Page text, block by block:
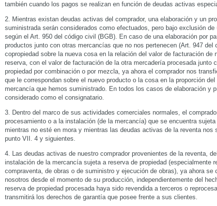
también cuando los pagos se realizan en función de deudas activas
2. Mientras existan deudas activas del comprador, una elaboración y un
suministrada serán considerados como efectuados, pero bajo exclusión de
según el Art. 950 del código civil (BGB). En caso de una elaboración por
productos junto con otras mercancías que no nos pertenecen (Art. 947 del
copropiedad sobre la nueva cosa en la relación del valor de facturación de
reserva, con el valor de facturación de la otra mercadería procesada junto
propiedad por combinación o por mezcla, ya ahora el comprador nos
que le correspondan sobre el nuevo producto o la cosa en la proporción
mercancía que hemos suministrado. En todos los casos de elaboración y
considerado como el consignatario.
3. Dentro del marco de sus actividades comerciales normales, el
procesamiento o a la instalación (de la mercancía) que se encuentra
mientras no esté en mora y mientras las deudas activas de la reventa nos
punto VII. 4 y siguientes.
4. Las deudas activas de nuestro comprador provenientes de la reventa,
instalación de la mercancía sujeta a reserva de propiedad (especialmente
compraventa, de obras o de suministro y ejecución de obras), ya ahora se
nosotros desde el momento de su producción, independientemente del
reserva de propiedad procesada haya sido revendida a terceros o
transmitirá los derechos de garantía que posee frente a sus clientes.